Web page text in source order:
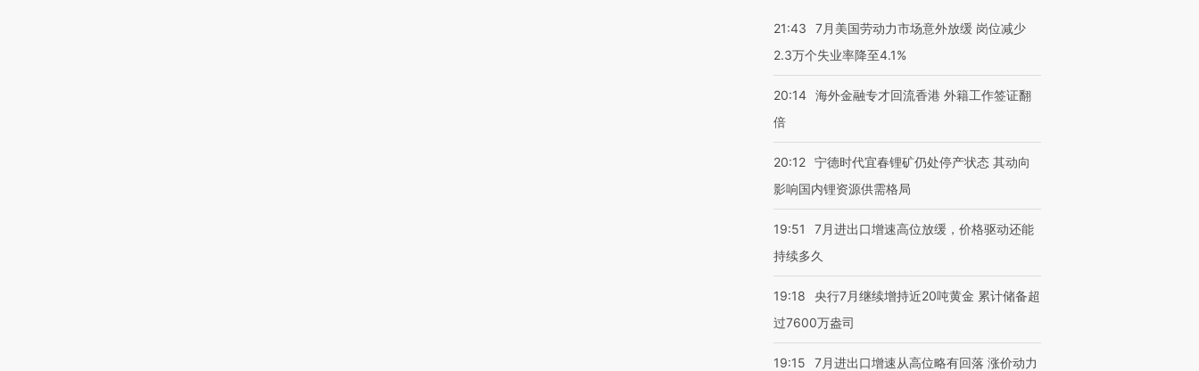
21:43
7月美国劳动力市场意外放缓 岗位减少
2.3万个失业率降至4.1%
20:14 海外金融专才回流香港 外籍工作签证翻
倍
20:12 宁德时代宜春锂矿仍处停产状态 其动向
影响国内锂资源供需格局
19:51
7月进出口增速高位放缓，价格驱动还能
持续多久
19:18
央行7月继续增持近20吨黄金 累计储备超
过7600万盎司
19:15
7月进出口增速从高位略有回落 涨价动力